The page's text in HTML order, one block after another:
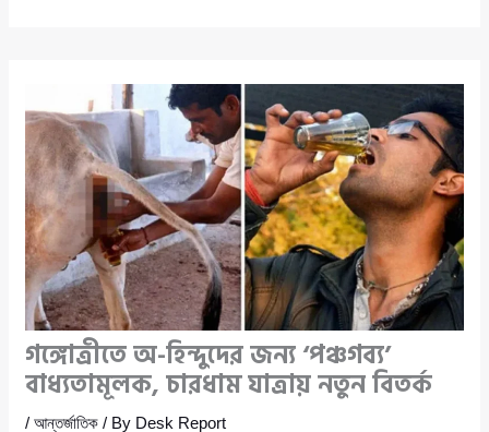
গঙ্গোত্রীতে অ-হিন্দুদের জন্য ‘পঞ্চগব্য’
বাধ্যতামূলক, চারধাম যাত্রায় নতুন বিতর্ক
/আন্তর্জাতিক / By Desk Report